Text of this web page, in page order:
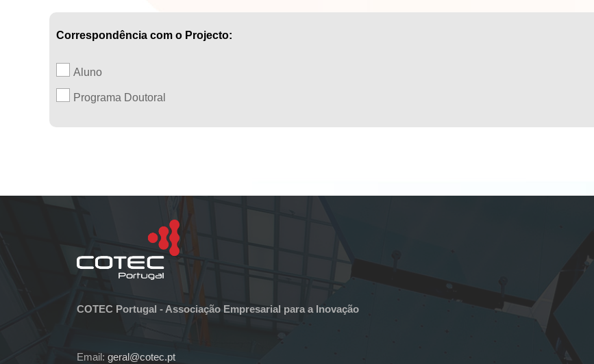
Correspondência com o Projecto:
Aluno
Programa Doutoral
COTEC Portugal - Associação Empresarial para a Inovação
Email: geral@cotec.pt